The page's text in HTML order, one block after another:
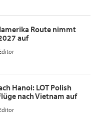
Route nimmt
auf
Hanoi: LOT Polish
nach Vietnam auf